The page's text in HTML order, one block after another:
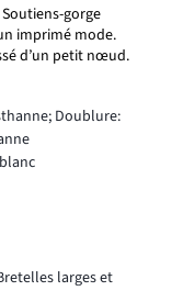
gorge
imprimé mode.
d’un petit nœud.
Doublure:
larges et